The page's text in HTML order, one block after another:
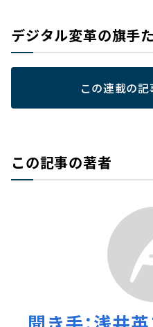
デジタル変革の旗手
この連載の
この記事の著者